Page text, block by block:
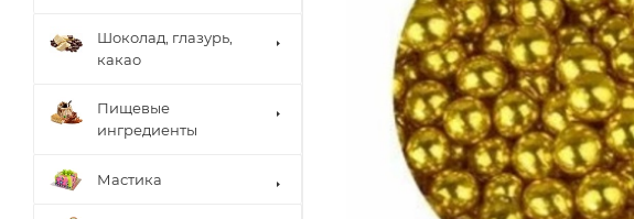
Шоколад, глазурь,
какао
Пищевые
ингредиенты
Мастика